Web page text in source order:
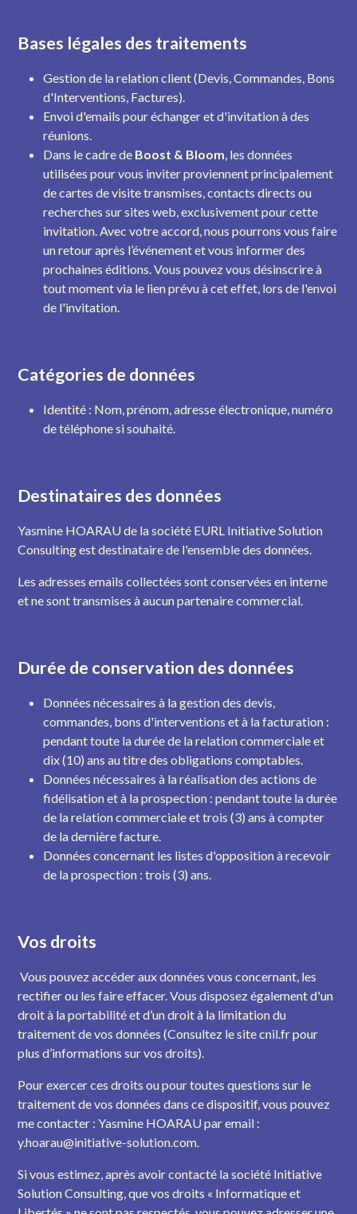
Bases légales des traitements
Gestion de la relation client (Devis, Commandes, Bons
d'Interventions, Factures).
Envoi d'emails pour échanger et d'invitation à des
réunions.
Dans le cadre de Boost & Bloom, les données
utilisées pour vous inviter proviennent principalement
de cartes de visite transmises, contacts directs ou
recherches sur sites web, exclusivement pour cette
invitation. Avec votre accord, nous pourrons vous faire
un retour après l’événement et vous informer des
prochaines éditions. Vous pouvez vous désinscrire à
tout moment via le lien prévu à cet effet, lors de l'envoi
de l'invitation.
Catégories de données
Identité : Nom, prénom, adresse électronique, numéro
de téléphone si souhaité.
Destinataires des données
Yasmine HOARAU de la société EURL Initiative Solution
Consulting est destinataire de l'ensemble des données.
Les adresses emails collectées sont conservées en interne
et ne sont transmises à aucun partenaire commercial.
Durée de conservation des données
Données nécessaires à la gestion des devis,
commandes, bons d'interventions et à la facturation :
pendant toute la durée de la relation commerciale et
dix (10) ans au titre des obligations comptables.
Données nécessaires à la réalisation des actions de
fidélisation et à la prospection : pendant toute la durée
de la relation commerciale et trois (3) ans à compter
de la dernière facture.
Données concernant les listes d'opposition à recevoir
de la prospection : trois (3) ans.
Vos droits
Vous pouvez accéder aux données vous concernant, les
rectifier ou les faire effacer. Vous disposez également d'un
droit à la portabilité et d’un droit à la limitation du
traitement de vos données (Consultez le site cnil.fr pour
plus d’informations sur vos droits).
Pour exercer ces droits ou pour toutes questions sur le
traitement de vos données dans ce dispositif, vous pouvez
me contacter : Yasmine HOARAU par email :
y.hoarau@initiative-solution.com.
Si vous estimez, après avoir contacté la société Initiative
Solution Consulting, que vos droits « Informatique et